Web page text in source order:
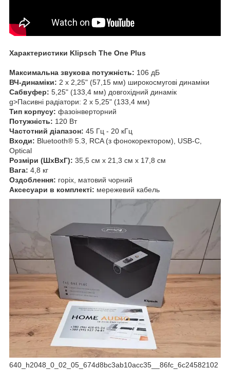
Характеристики Klipsch The One Plus
Максимальна звукова потужність: 106 дБ
ВЧ-динаміки: 2 x 2,25" (57,15 мм) широкосмугові динаміки
Сабвуфер: 5,25" (133,4 мм) довгохідний динамік
g>Пасивні радіатори: 2 x 5,25" (133,4 мм)
Тип корпусу: фазоінверторний
Потужність: 120 Вт
Частотний діапазон: 45 Гц - 20 кГц
Входи: Bluetooth® 5.3, RCA (з фонокоректором), USB-C,
Optical
Розміри (ШxВxГ): 35,5 см x 21,3 см x 17,8 см
Вага: 4,8 кг
Оздоблення: горіх, матовий чорний
Аксесуари в комплекті: мережевий кабель
640_h2048_0_02_05_674d8bc3ab10acc35__86fc_6c24582102